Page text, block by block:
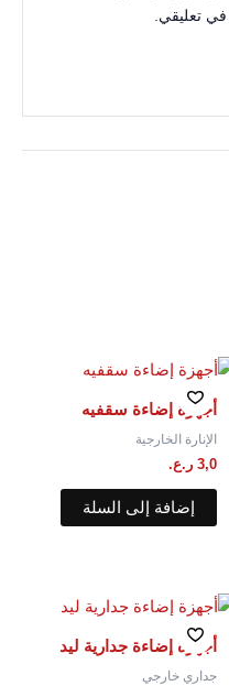
في تعليقي.
أجهزة إضاءة سقفيه
الإنارة الخارجية
3,0 ر.ع.
إضافة إلى السلة
أجهزة إضاءة جدارية ليد
جداري خارجي